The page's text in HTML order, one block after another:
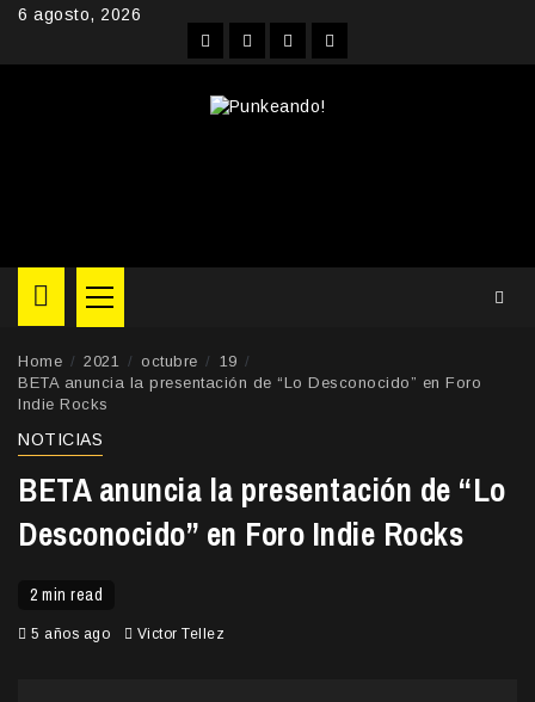
Skip6 agosto, 2026
FacebookInstagram
YouTubeTwitter
Primary
Menu
Home 2021 octubre
19
BETA anuncia la presentación de “Lo Desconocido” en Foro
Indie Rocks
NOTICIAS
BETA anuncia la presentación de “Lo
Desconocido” en Foro Indie Rocks
2 min read
5 años ago Victor Tellez